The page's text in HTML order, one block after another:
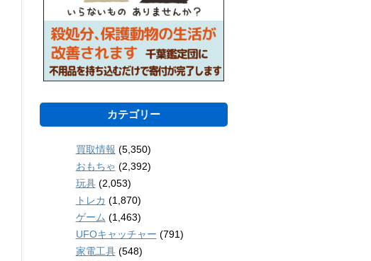
カテゴリー
買取情報 (5,350)
おもちゃ (2,392)
玩具(2,053)
トレカ (1,870)
ゲーム (1,463)
UFOキャッチャー (791)
家電工具(548)